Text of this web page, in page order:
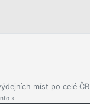
míst po celé ČR
»